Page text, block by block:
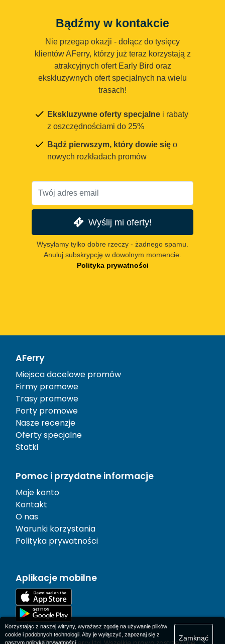
Bądźmy w kontakcie
Nie przegap okazji - dołącz do tysięcy
klientów AFerry, którzy już teraz korzystają z
atrakcyjnych ofert Early Bird oraz
ekskluzywnych ofert specjalnych na wielu
trasach!
Ekskluzywne oferty specjalne i rabaty
z oszczędnościami do 25%
Bądź pierwszym, który dowie się o
nowych rozkładach promów
Wyślij mi oferty!
Wysyłamy tylko dobre rzeczy - żadnego spamu.
Anuluj subskrypcję w dowolnym momencie.
Polityka prywatności
AFerry
Miejsca docelowe promów
Firmy promowe
Trasy promowe
Porty promowe
Nasze recenzje
Oferty specjalne
Statki
Pomoc i przydatne informacje
Moje konto
Kontakt
O nas
Warunki korzystania
Polityka prywatności
Aplikacje mobilne
Korzystając z naszej witryny, wyrażasz zgodę na używanie plików
cookie i podobnych technologii. Aby je wyłączyć, zapoznaj się z
naszym polityka prywatności.
Zamknąć